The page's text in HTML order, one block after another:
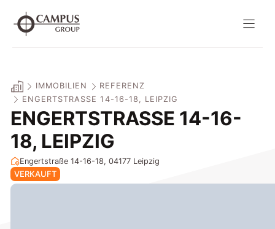
Inhalt
springen
IMMOBILIEN
REFERENZ
ENGERTSTRASSE 14-16-18, LEIPZIG
ENGERTSTRASSE 14-16-1
8, LEIPZIG
Engertstraße 14-16-18, 04177 Leipzig
VERKAUFT